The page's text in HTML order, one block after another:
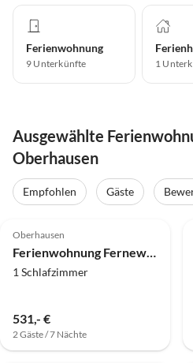
Ferienwohnung
9 Unterkünfte 1
Ausgewählte
Oberhausen
Empfohlen Gäste
Oberhausen
Ferienwohnung Fernewald
1 Schlafzimmer
531,- €
2 Gäste / 7 Nächte
Top-Inserat
5.0 (47)